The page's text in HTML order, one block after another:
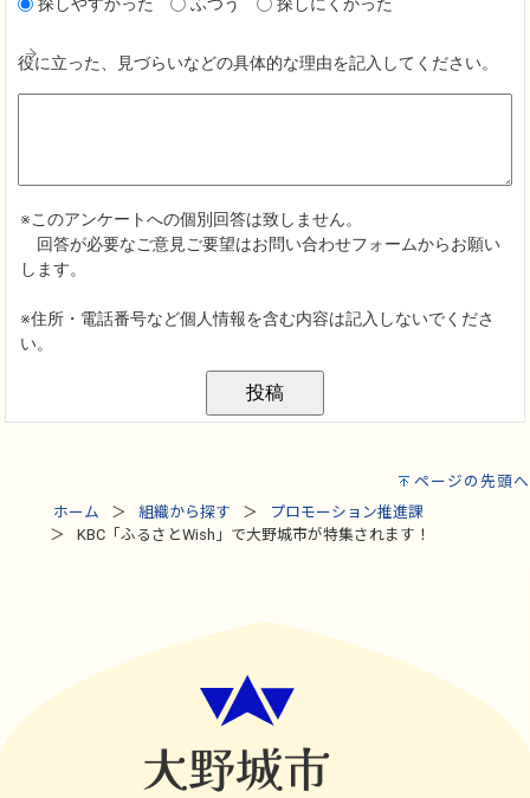
ページの先頭へ
ホーム
組織から探す
プロモーション推進課
KBC「ふるさとWish」で大野城市が特集されます！